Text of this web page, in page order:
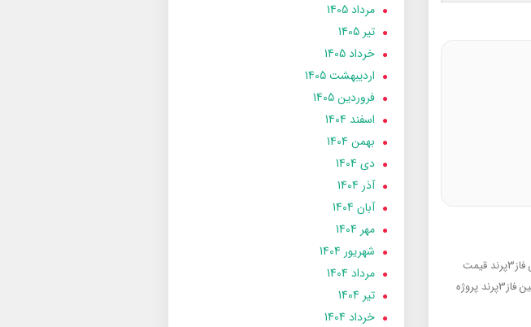
فاز3پرند
قیمت
فاز3پرند پروژه
مرداد 1405
تير 1405
خرداد 1405
ارديبهشت 1405
فروردین 1405
اسفند 1404
بهمن 1404
دی 1404
آذر 1404
آبان 1404
مهر 1404
شهریور 1404
مرداد 1404
تير 1404
خرداد 1404